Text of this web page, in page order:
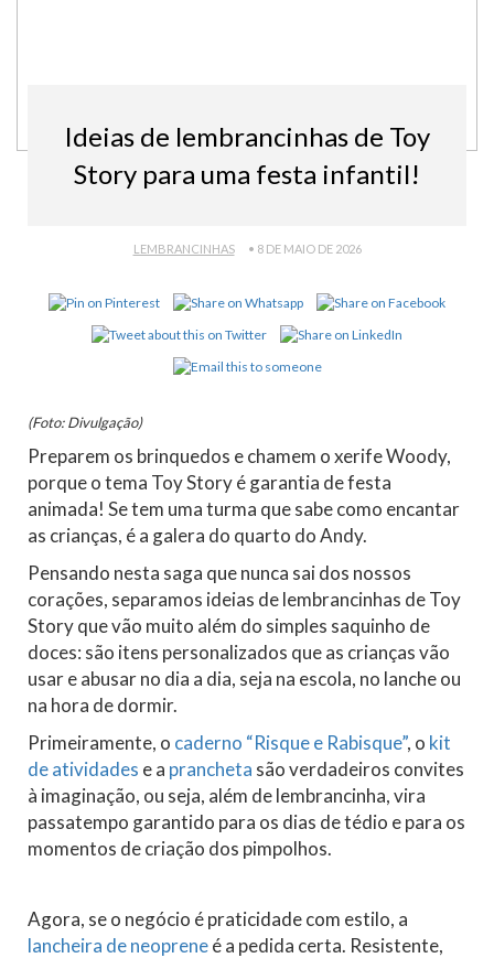
Ideias de lembrancinhas de Toy
Story para uma festa infantil!
LEMBRANCINHAS • 8 DE MAIO DE 2026
(Foto: Divulgação)
Preparem os brinquedos e chamem o xerife Woody,
porque o tema Toy Story é garantia de festa
animada! Se tem uma turma que sabe como encantar
as crianças, é a galera do quarto do Andy.
Pensando nesta saga que nunca sai dos nossos
corações, separamos ideias de lembrancinhas de Toy
Story que vão muito além do simples saquinho de
doces: são itens personalizados que as crianças vão
usar e abusar no dia a dia, seja na escola, no lanche ou
na hora de dormir.
Primeiramente, o caderno “Risque e Rabisque”, o kit
de atividades e a prancheta são verdadeiros convites
à imaginação, ou seja, além de lembrancinha, vira
passatempo garantido para os dias de tédio e para os
momentos de criação dos pimpolhos.
Agora, se o negócio é praticidade com estilo, a
lancheira de neopreneé a pedida certa. Resistente,